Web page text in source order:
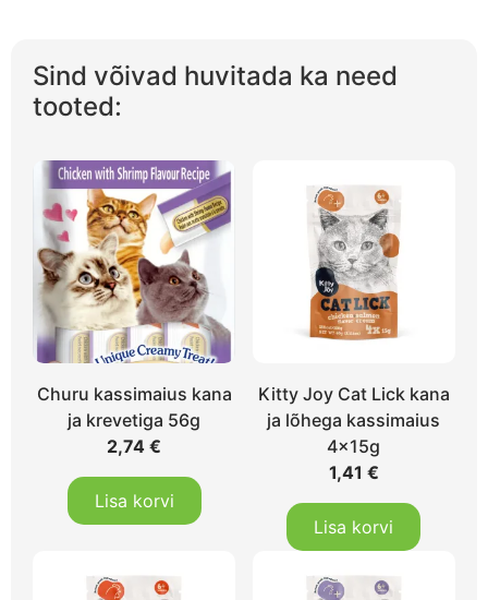
Sind võivad huvitada ka need
tooted:
Churu kassimaius kana
ja krevetiga 56g
2,74€
Lisa korvi
Kitty Joy Cat Lick kana
ja lõhega kassimaius
4x15g
1,41 €
Lisa korvi